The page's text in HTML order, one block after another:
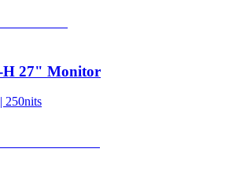
H 27" Monitor
250nits